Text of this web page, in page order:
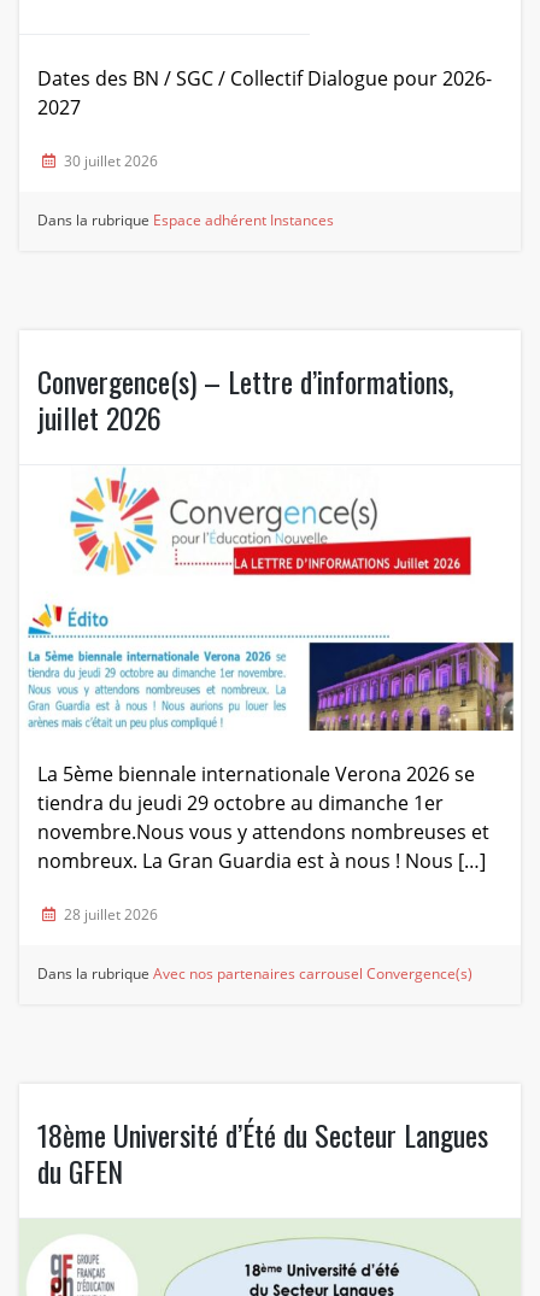
Dates des BN / SGC / Collectif Dialogue pour 2026-
2027
30 juillet 2026
Dans la rubrique Espace adhérent Instances
Convergence(s) – Lettre d’informations,
juillet 2026
La 5ème biennale internationale Verona 2026 se
tiendra du jeudi 29 octobre au dimanche 1er
novembre.Nous vous y attendons nombreuses et
nombreux. La Gran Guardia est à nous ! Nous […]
28 juillet 2026
Dans la rubriqueAvec nos partenaires carrousel Convergence(s)
18ème Université d’Été du Secteur Langues
du GFEN